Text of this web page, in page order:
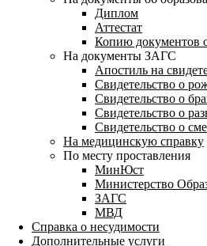
Диплом
Аттестат
Копию документов
На документы ЗАГС
Апостиль на
Свидетельство о
Свидетельство о
Свидетельство о
Свидетельство о
На медицинскую справку
По месту проставления
МинЮст
Министерство
ЗАГС
МВД
Справка о несудимости
Дополнительные услуги